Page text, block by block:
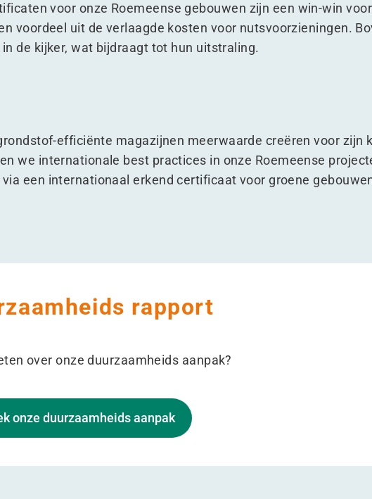
voor onze Roemeense gebouwen zijn een win-win
voordeel uit de verlaagde kosten voor nutsvoorzieningen.
de kijker, wat bijdraagt tot hun uitstraling.
efficiënte magazijnen meerwaarde creëren voor zijn
we internationale best practices in onze Roemeense
een internationaal erkend certificaat voor groene
rapport
over onze duurzaamheids aanpak?
onze duurzaamheids aanpak